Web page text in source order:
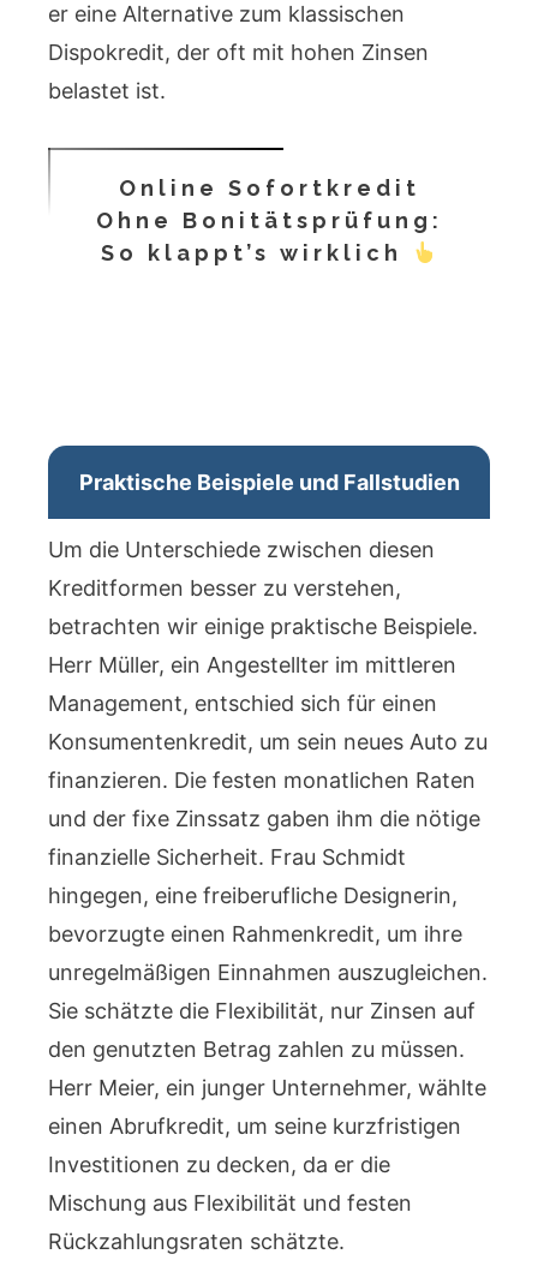
er eine Alternative zum klassischen
Dispokredit, der oft mit hohen Zinsen
belastet ist.
Online Sofortkredit
Ohne Bonitätsprüfung:
So klappt’s wirklich
Praktische Beispiele und Fallstudien
Um die Unterschiede zwischen diesen
Kreditformen besser zu verstehen,
betrachten wir einige praktische Beispiele.
Herr Müller, ein Angestellter im mittleren
Management, entschied sich für einen
Konsumentenkredit, um sein neues Auto zu
finanzieren. Die festen monatlichen Raten
und der fixe Zinssatz gaben ihm die nötige
finanzielle Sicherheit. Frau Schmidt
hingegen, eine freiberufliche Designerin,
bevorzugte einen Rahmenkredit, um ihre
unregelmäßigen Einnahmen auszugleichen.
Sie schätzte die Flexibilität, nur Zinsen auf
den genutzten Betrag zahlen zu müssen.
Herr Meier, ein junger Unternehmer, wählte
einen Abrufkredit, um seine kurzfristigen
Investitionen zu decken, da er die
Mischung aus Flexibilität und festen
Rückzahlungsraten schätzte.